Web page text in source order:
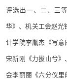
评选出一、二、三
华》、机关工会赵光
计学院李胤杰《写
宋新刚《力拔山兮
会李丽丽《六分仪里